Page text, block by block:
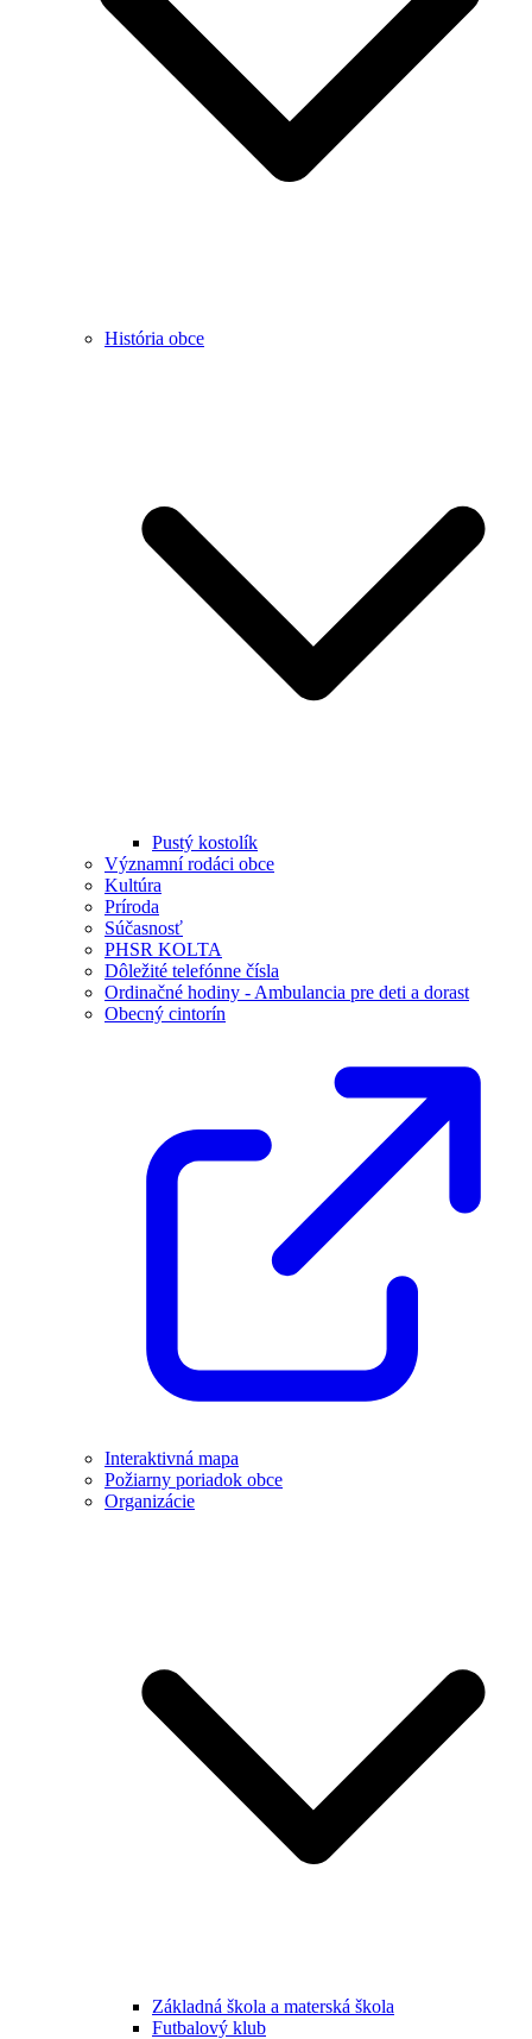
História obce
Pustý kostolík
Významní rodáci obce
Kultúra
Príroda
Súčasnosť
PHSR KOLTA
Dôležité telefónne čísla
Ordinačné hodiny - Ambulancia pre deti a dorast
Obecný cintorín
Interaktivná mapa
Požiarny poriadok obce
Organizácie
Základná škola a materská škola
Futbalový klub